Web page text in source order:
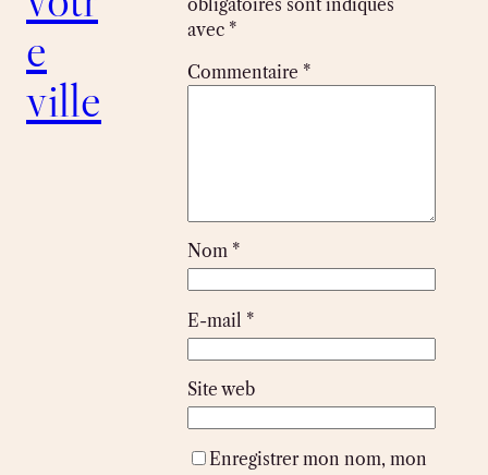
e
ville
obligatoires sont indiqués
avec *
Commentaire *
Nom *
E-mail *
Site web
Enregistrer mon nom, mon